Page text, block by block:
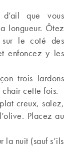
que vous
longueur. Ôtez
sur le coté des
enfoncez y les
trois lardons
cette fois.
creux, salez,
Placez au
la nuit (sauf s’ils